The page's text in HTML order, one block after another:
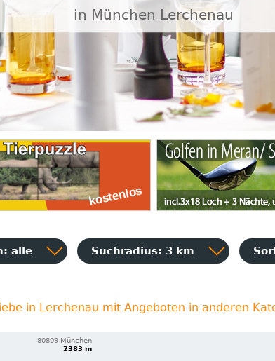
in München Lerchenau
alle Suchradius: 3 km
in Lerchenau mit Angeboten in anderen
80809 München
2383 m